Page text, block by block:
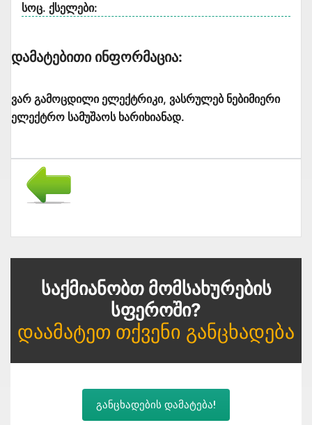
სოც. ქსელები:
Დამატებითი Ინფორმაცია:
ვარ გამოცდილი ელექტრიკი, ვასრულებ ნებიმიერი
ელექტრო სამუშაოს ხარიხიანად.
Საქმიანობთ Მომსახურების
Სფეროში?
Დაამატეთ Თქვენი Განცხადება
განცხადების დამატება!